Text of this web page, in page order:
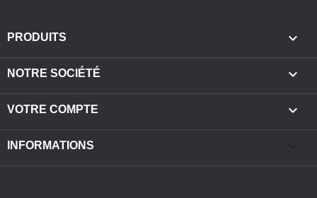
PRODUITS 
NOTRE SOCIÉTÉ 
VOTRE COMPTE 
INFORMATIONS